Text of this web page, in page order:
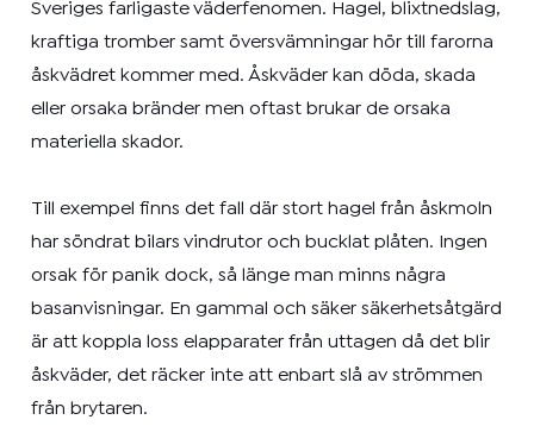
Sveriges farligaste väderfenomen. Hagel, blixtnedslag,
kraftiga tromber samt översvämningar hör till farorna
åskvädret kommer med. Åskväder kan döda, skada
eller orsaka bränder men oftast brukar de orsaka
materiella skador.
Till exempel finns det fall där stort hagel från åskmoln
har söndrat bilars vindrutor och bucklat plåten. Ingen
orsak för panik dock, så länge man minns några
basanvisningar. En gammal och säker säkerhetsåtgärd
är att koppla loss elapparater från uttagen då det blir
åskväder, det räcker inte att enbart slå av strömmen
från brytaren.